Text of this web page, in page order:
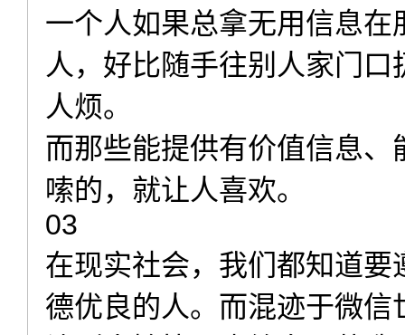
一个人如果总拿无用信息
人，好比随手往别人家门
人烦。
而那些能提供有价值信息
嗦的，就让人喜欢。
03
在现实社会，我们都知道
德优良的人。而混迹于微